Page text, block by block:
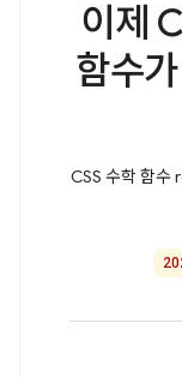
이제
함수
CSS 수학 함수